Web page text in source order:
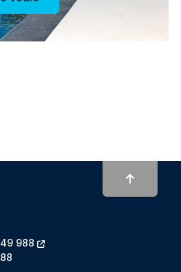
988
To top